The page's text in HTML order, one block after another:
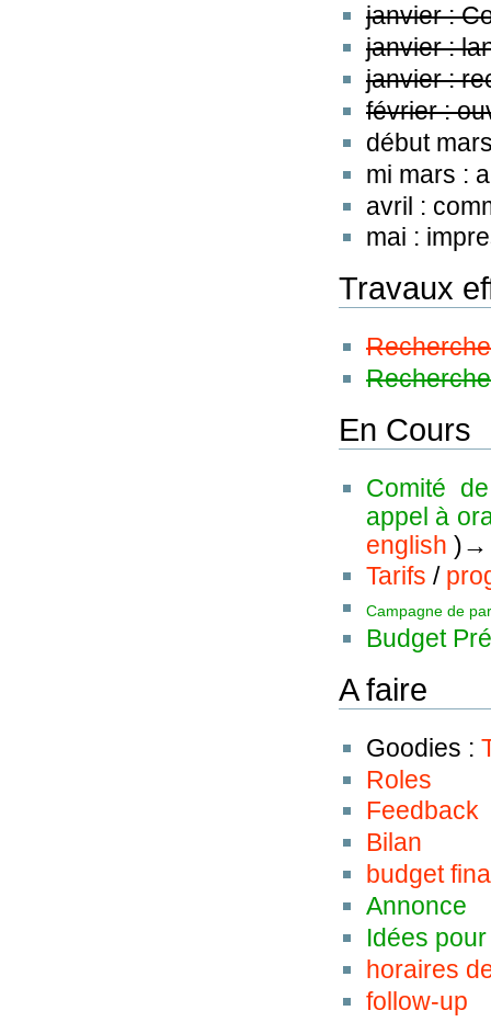
janvier :
janvier :
janvier :
février :
début
mi mars :
avril :
mai :
Travaux
En Cours
Comité
appel à
english
Tarifs /
Campagne de
Budget
A faire
Goodies :
Roles
Feedback
Bilan
budget
Annonce
Idées
horaires
follow-up